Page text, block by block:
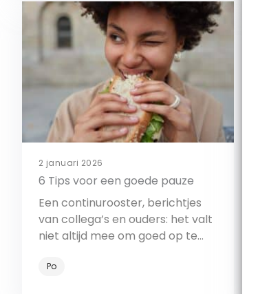
Bekijk
2 januari 2026
6 Tips voor een goede pauze
Een continurooster, berichtjes
van collega’s en ouders: het valt
niet altijd mee om goed op te
deze tips eens!
Po